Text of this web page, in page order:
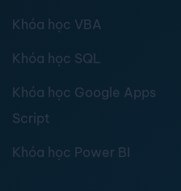
Khóa học VBA
Khóa học SQL
Khóa học Google Apps
Script
Khóa học Power BI